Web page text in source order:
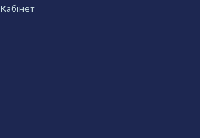
Кабінет